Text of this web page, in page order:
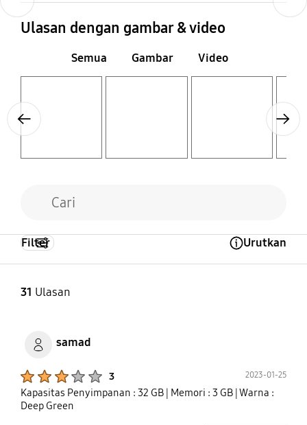
Ulasan dengan gambar & video
Semua Gambar Video
31 Ulasan
Filter Urutkan
samad
3 2023-01-25
Kapasitas Penyimpanan : 32 GB | Memori : 3 GB | Warna :
Deep Green